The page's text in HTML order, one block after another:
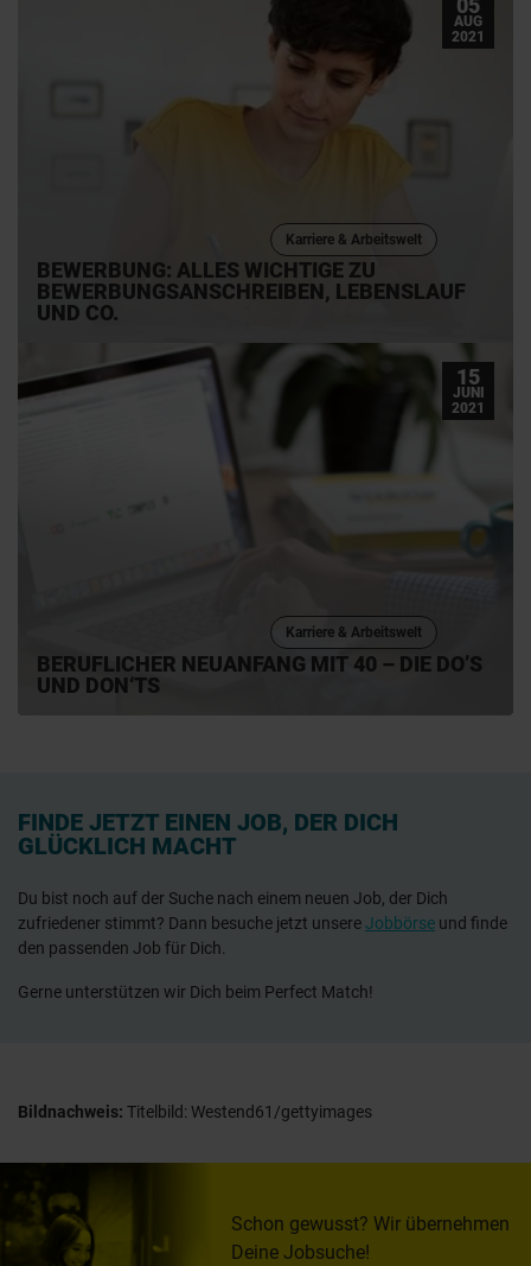
Karriere & Arbeitswelt
BEWERBUNG: ALLES WICHTIGE ZU
BEWERBUNGSANSCHREIBEN, LEBENSLAUF
UND CO.
05
AUG
2021
Karriere & Arbeitswelt
BERUFLICHER NEUANFANG MIT 40 – DIE DO’S
UND DON‘TS
15
JUNI
2021
FINDE JETZT EINEN JOB, DER DICH
GLÜCKLICH MACHT
Du bist noch auf der Suche nach einem neuen Job, der Dich
zufriedener stimmt? Dann besuche jetzt unsereJobbörse und finde
den passenden Job für Dich.
Gerne unterstützen wir Dich beim Perfect Match!
Bildnachweis: Titelbild: Westend61/gettyimages
Schon gewusst? Wir übernehmen
Deine Jobsuche!